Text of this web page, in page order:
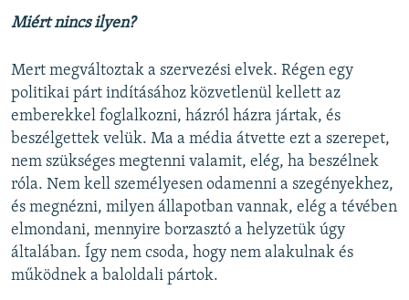
Miért nincs ilyen?
Mert megváltoztak a szervezési elvek. Régen egy
politikai párt indításához közvetlenül kellett az
emberekkel foglalkozni, házról házra jártak, és
beszélgettek velük. Ma a média átvette ezt a szerepet,
nem szükséges megtenni valamit, elég, ha beszélnek
róla. Nem kell személyesen odamenni a szegényekhez,
és megnézni, milyen állapotban vannak, elég a tévében
elmondani, mennyire borzasztó a helyzetük úgy
általában. Így nem csoda, hogy nem alakulnak és
működnek a baloldali pártok.